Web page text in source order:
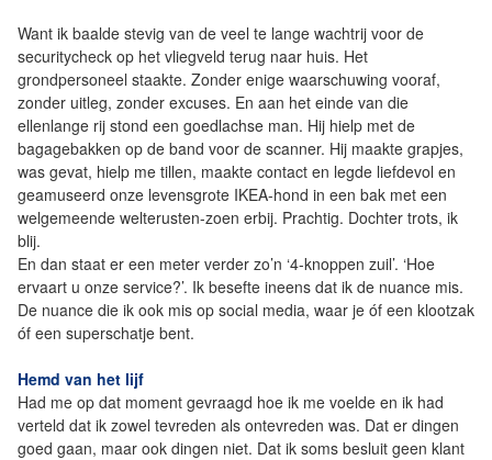
Want ik baalde stevig van de veel te lange wachtrij voor de
securitycheck op het vliegveld terug naar huis. Het
grondpersoneel staakte. Zonder enige waarschuwing vooraf,
zonder uitleg, zonder excuses. En aan het einde van die
ellenlange rij stond een goedlachse man. Hij hielp met de
bagagebakken op de band voor de scanner. Hij maakte grapjes,
was gevat, hielp me tillen, maakte contact en legde liefdevol en
geamuseerd onze levensgrote IKEA-hond in een bak met een
welgemeende welterusten-zoen erbij. Prachtig. Dochter trots, ik
blij.
En dan staat er een meter verder zo’n ‘4-knoppen zuil’. ‘Hoe
ervaart u onze service?’. Ik besefte ineens dat ik de nuance mis.
De nuance die ik ook mis op social media, waar je óf een klootzak
óf een superschatje bent.
Hemd van het lijf
Had me op dat moment gevraagd hoe ik me voelde en ik had
verteld dat ik zowel tevreden als ontevreden was. Dat er dingen
goed gaan, maar ook dingen niet. Dat ik soms besluit geen klant